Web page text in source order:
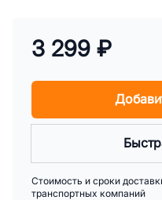
3 299 ₽
Стоимость и сроки
транспортных компаний